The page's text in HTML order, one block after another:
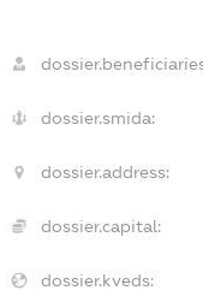
dossier.smida:
dossier.address:
dossier.capital:
dossier.kveds: